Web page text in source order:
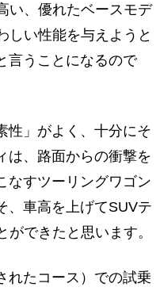
い、優れたベースモデ
しい性能を与えようと
言うことになるので
性」がよく、十分にそ
は、路面からの衝撃を
なすツーリングワゴン
、車高を上げてSUVテ
できたと思います。
れたコース）での試乗